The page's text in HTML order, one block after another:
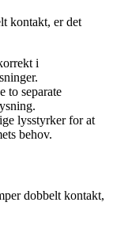
kontakt, er det
i
to separate
lysstyrker for at
behov.
dobbelt kontakt,